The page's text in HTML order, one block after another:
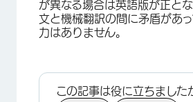
が異なる場合は英語版が正と
文と機械翻訳の間に矛盾があ
力はありません。
この記事は役に立ちました